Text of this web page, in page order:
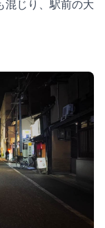
混じり、駅前の大